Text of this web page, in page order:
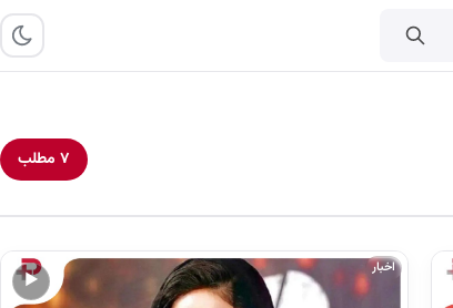
۷ مطلب
▶
اخبار